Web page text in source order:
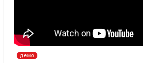
демо